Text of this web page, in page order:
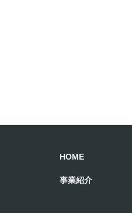
HOME
事業紹介